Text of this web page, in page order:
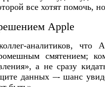
все хотят помочь,
Apple
что
смятением;
а не сразу
данных –‑ шанс